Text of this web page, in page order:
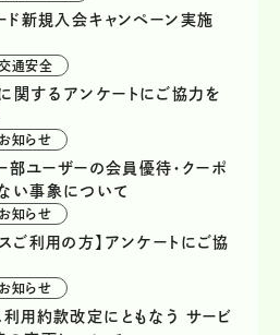
ド新規入会キャンペーン実施
通安全
関するアンケートにご協力を
お知らせ
部ユーザーの会員優待・クーポ
い事象について
お知らせ
スご利用の方】アンケートにご協
お知らせ
利用約款改定にともなう サービ